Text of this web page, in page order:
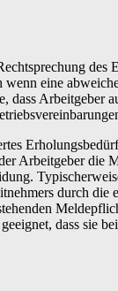
des
eine
dass Arbeitgeber
Arbeitgeber die
durch
dass sie